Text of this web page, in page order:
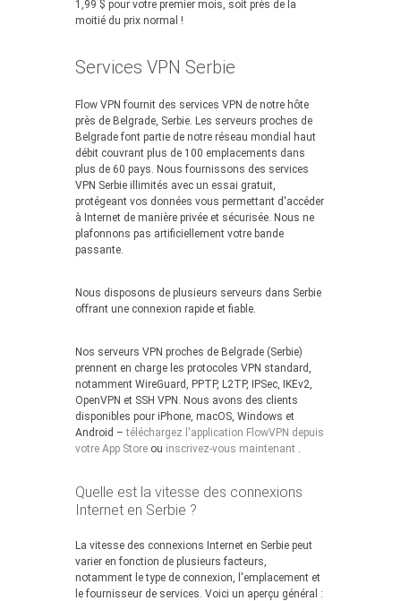
1,99 $ pour votre premier mois, soit près de la
moitié du prix normal !
Services VPN Serbie
Flow VPN fournit des services VPN de notre hôte
près de Belgrade, Serbie. Les serveurs proches de
Belgrade font partie de notre réseau mondial haut
débit couvrant plus de 100 emplacements dans
plus de 60 pays. Nous fournissons des services
VPN Serbie illimités avec un essai gratuit,
protégeant vos données vous permettant d'accéder
à Internet de manière privée et sécurisée. Nous ne
plafonnons pas artificiellement votre bande
passante.
Nous disposons de plusieurs serveurs dans Serbie
offrant une connexion rapide et fiable.
Nos serveurs VPN proches de Belgrade (Serbie)
prennent en charge les protocoles VPN standard,
notamment WireGuard, PPTP, L2TP, IPSec, IKEv2,
OpenVPN et SSH VPN. Nous avons des clients
disponibles pour iPhone, macOS, Windows et
Android –téléchargez l'application FlowVPN depuis
votre App Store ou inscrivez-vous maintenant .
Quelle est la vitesse des connexions
Internet en Serbie ?
La vitesse des connexions Internet en Serbie peut
varier en fonction de plusieurs facteurs,
notamment le type de connexion, l'emplacement et
le fournisseur de services. Voici un aperçu général :